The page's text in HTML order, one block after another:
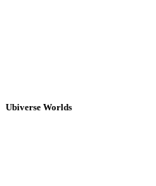
Ubiverse Worlds